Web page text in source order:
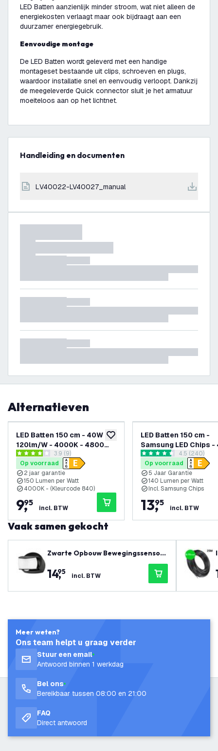
LED Batten aanzienlijk minder stroom, wat niet alleen de
energiekosten verlaagt maar ook bijdraagt aan een
duurzamer energiegebruik.
Eenvoudige montage
De LED Batten wordt geleverd met een handige
montageset bestaande uit clips, schroeven en plugs,
waardoor installatie snel en eenvoudig verloopt. Dankzij
de meegeleverde Quick connector sluit je het armatuur
moeiteloos aan op het lichtnet.
Handleiding en documenten
LV40022-LV40027_manual
Alternatieven
toevoegen aan verlanglijst
LED Batten 150 cm - 40W -
120lm/W - 4000K - 4800
Lumen
reviews drawer openen
3.9 score sterren3.9 (9)
Op voorraad
2 jaar garantie
150 Lumen per Watt
4000K - (Kleurcode 840)
9,
95
incl. BTW
LED Batten 150 cm -
Samsung LED Chips -
140lm/W - 6500K - 5
Garantie
reviews
4.5 score sterren4.5 (240)
Op voorraad
5 Jaar Garantie
140 Lumen per Watt
Incl. Samsung Chips
13,
95
incl. BTW
Vaak samen gekocht
Zwarte Opbouw Bewegingssensor
180° Met Schemerschakelaar 12M
Bereik Max. 600W IP65
14,
95 incl. BTW
Meer weten?
Ons team helpt u graag verder
Stuur een email
Antwoord binnen 1 werkdag
Bel ons
Bereikbaar tussen 08:00 en 21:00
FAQ
Direct antwoord